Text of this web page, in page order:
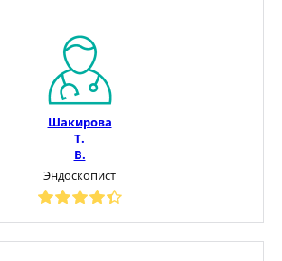
Шакирова
Т.
В.
Эндоскопист